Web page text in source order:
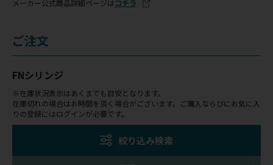
メーカー公式商品詳細ページはコチラ
ご注文
FNシリンジ
※在庫状況表示はあくまでも目安となります。
在庫切れの場合はお時間を頂く場合がございます。ご購入ならびにお気に入
りの登録にはログインが必要です。
絞り込み検索